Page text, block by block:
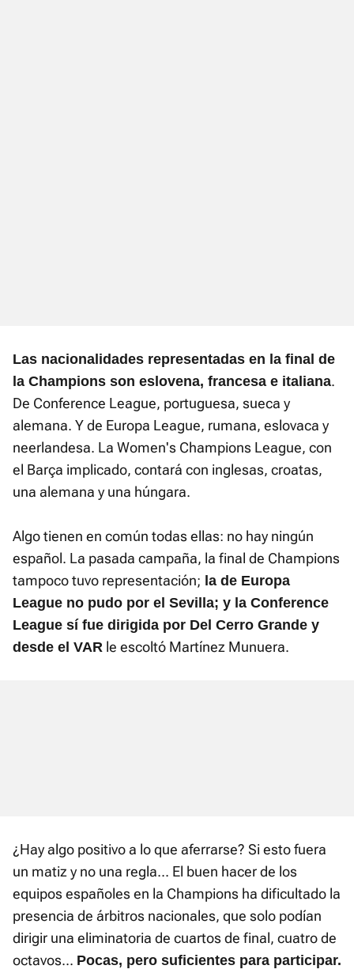
Las nacionalidades representadas en la final de
la Champions son eslovena, francesa e italiana.
De Conference League, portuguesa, sueca y
alemana. Y de Europa League, rumana, eslovaca y
neerlandesa. La Women's Champions League, con
el Barça implicado, contará con inglesas, croatas,
una alemana y una húngara.
Algo tienen en común todas ellas: no hay ningún
español. La pasada campaña, la final de Champions
tampoco tuvo representación; la de Europa
League no pudo por el Sevilla; y la Conference
League sí fue dirigida por Del Cerro Grande y
desde el VAR le escoltó Martínez Munuera.
¿Hay algo positivo a lo que aferrarse? Si esto fuera
un matiz y no una regla... El buen hacer de los
equipos españoles en la Champions ha dificultado la
presencia de árbitros nacionales, que solo podían
dirigir una eliminatoria de cuartos de final, cuatro de
octavos... Pocas, pero suficientes para participar.